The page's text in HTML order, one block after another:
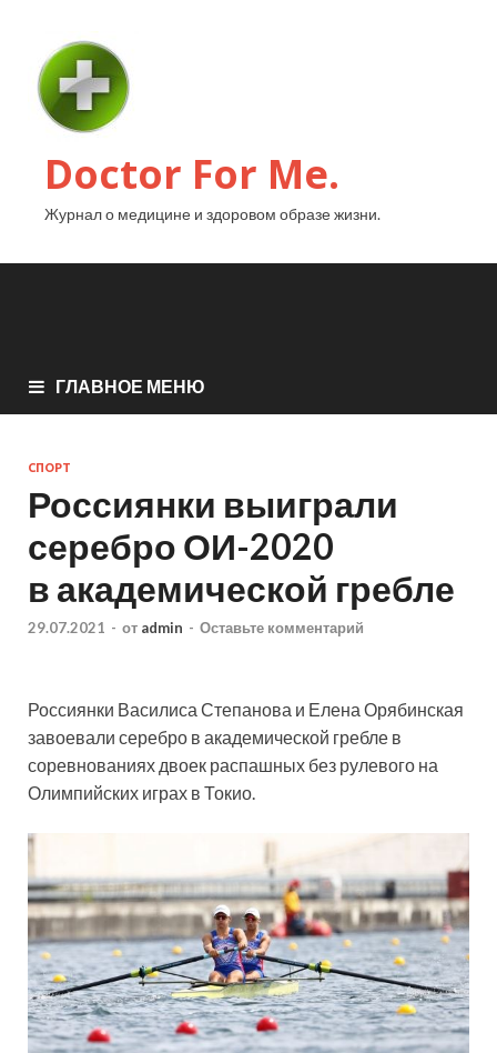
Doctor For Me.
Журнал о медицине и здоровом образе жизни.
ГЛАВНОЕ МЕНЮ
СПОРТ
Россиянки выиграли
серебро ОИ-2020
в академической гребле
29.07.2021 - от admin - Оставьте комментарий
Россиянки Василиса Степанова и Елена Орябинская
завоевали серебро в академической гребле в
соревнованиях двоек распашных без рулевого на
Олимпийских играх в Токио.